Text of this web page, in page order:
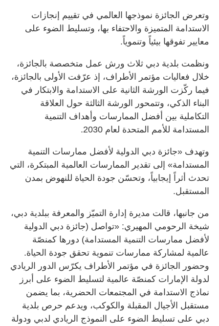
وتعرض الجائزة نموذجها العالمي في تقييم إنجازات
الاستدامة المتميزة والاحتفاء بها، وتسليط الضوء على
معايير تفوقها بيئياً وتنموياً.
ونظمت بلدية دبي ثلاث ورش عمل متخصصة بالجائزة،
خلال فعاليات مؤتمر الأطراف، إذ عرّفت الأولى بالجائزة،
فيما ركّزت الورشة الثانية على الاستدامة والابتكار في
البناء الذكي، وتتمحور الورشة الثالثة حول العلاقة
التكاملية بين أفضل الممارسات وأهداف التنمية
المستدامة للأمم المتحدة لعام 2030.
وتهدف «جائزة دبي الدولية لأفضل ممارسات التنمية
المستدامة» إلى تقدير الممارسات العالمية المبتكرة، التي
تحدث أثراً إيجابياً، وتحسّن جودة الحياة للنهوض بمدن
المستقبل.
من جانبها، قالت مديرة إدارة التميّز والمعرفة ببلدية دبي،
شيخة الرحومي المهيري: «تواصل (جائزة دبي الدولية
لأفضل ممارسات التنمية المستدامة) دورها كمنصّة
عالمية لمشاركة ممارسات تنموية تحقق جودة الحياة.
وحضور الجائزة في مؤتمر الأطراف يكرّس الدور الريادي
لدولة الإمارات كمنصّة عالمية لتسليط الضوء على أبرز
نماذج الاستدامة في المجتمعات الحضرية، بما يضمن
مستقبل الأجيال المقبلة والكوكب، ويدعم حرص بلدية
دبي على تسليط الضوء على النموذج الريادي لدبي ودولة